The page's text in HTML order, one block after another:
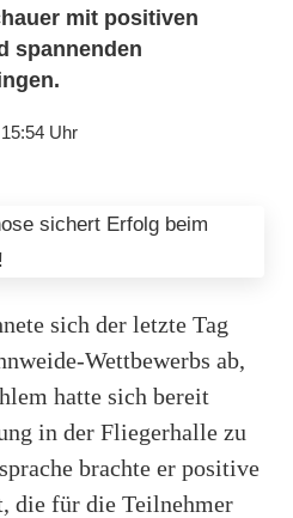
mit positiven
spannenden
Uhr
sich der letzte Tag
Wettbewerbs ab,
hatte sich bereit
in der Fliegerhalle zu
brachte er positive
die für die Teilnehmer